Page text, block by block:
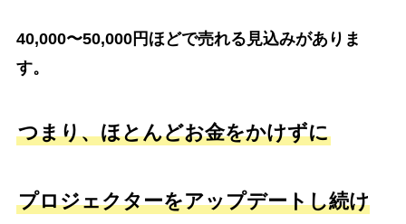
40,000〜50,000円ほどで売れる見込みがありま
す。
つまり、ほとんどお金をかけずに
プロジェクターをアップデートし続け